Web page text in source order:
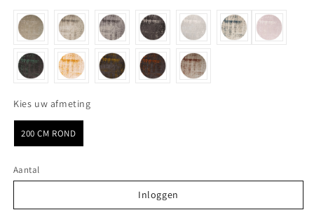
Kies uw afmetingKies uw afmeting
200 CM ROND
Aantal
Inloggen
Inloggen